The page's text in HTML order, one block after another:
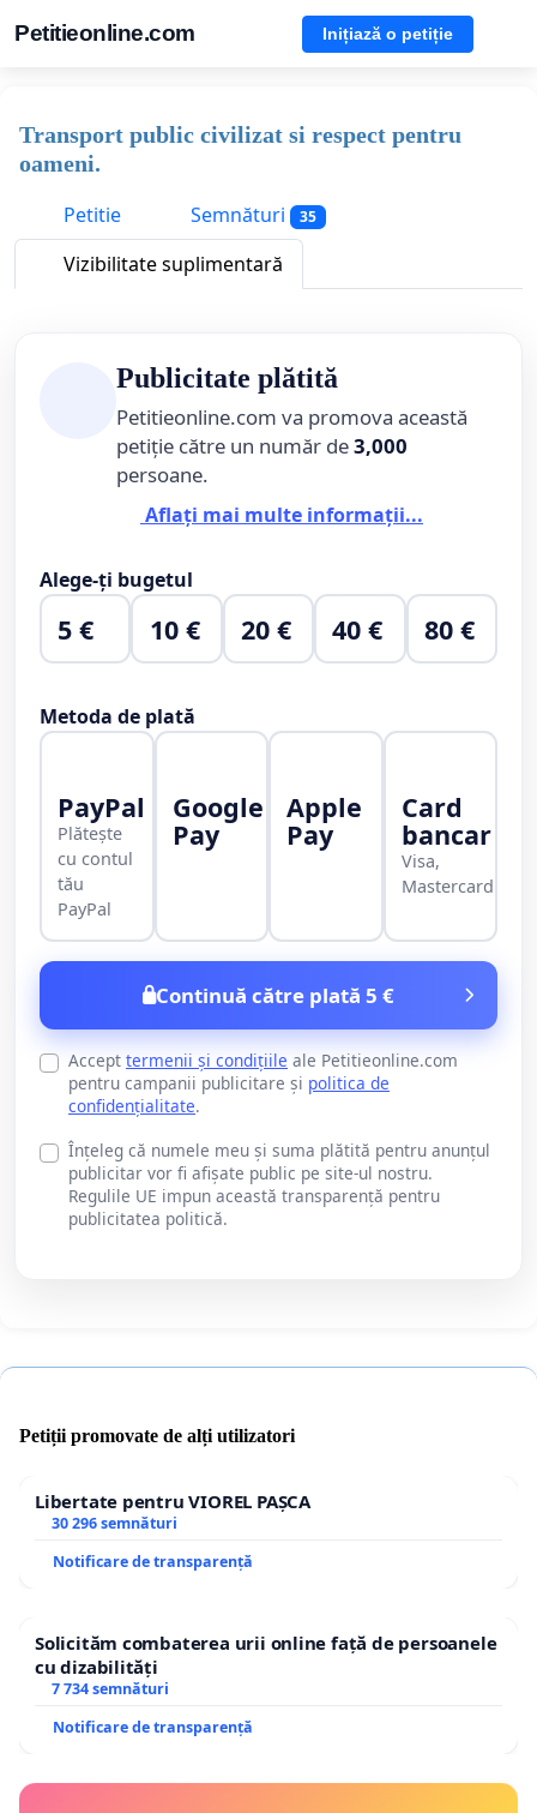
Petitieonline.com Inițiază o petiție
Transport public civilizat si respect pentru
oameni.
Petitie
Semnături 35
Vizibilitate suplimentară
Publicitate plătită
Petitieonline.com va promova această
petiție către un număr de3,000
persoane.
Aflați mai multe informații...
Alege-ți bugetul
5 € 10 € 20 € 40 € 80 €
Metoda de plată
PayPal
Plătește
cu contul
tău
PayPal
Google
Pay
Apple
Pay
Card
bancar
Visa,
Mastercard
Continuă către plată 5 €
Accept termenii și condițiile ale Petitieonline.com
pentru campanii publicitare și politica de
confidențialitate.
Înțeleg că numele meu și suma plătită pentru anunțul
publicitar vor fi afișate public pe site-ul nostru.
Regulile UE impun această transparență pentru
publicitatea politică.
Petiții promovate de alți utilizatori
Libertate pentru VIOREL PAȘCA
30 296 semnături
Notificare de transparență
Solicităm combaterea urii online față de persoanele
cu dizabilități
7 734 semnături
Notificare de transparență